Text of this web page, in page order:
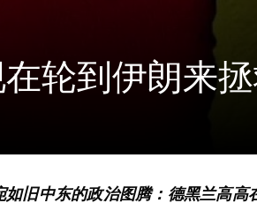
轮到伊朗来
旧中东的政治图腾：德黑兰高高